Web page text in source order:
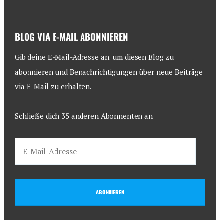
BLOG VIA E-MAIL ABONNIEREN
Gib deine E-Mail-Adresse an, um diesen Blog zu
abonnieren und Benachrichtigungen über neue Beiträge
via E-Mail zu erhalten.
Schließe dich 35 anderen Abonnenten an
ABONNIEREN